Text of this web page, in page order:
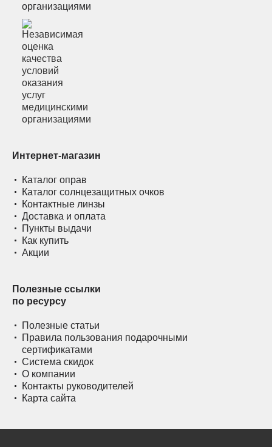
организациями
Интернет-магазин
Каталог оправ
Каталог солнцезащитных очков
Контактные линзы
Доставка и оплата
Пункты выдачи
Как купить
Акции
Полезные ссылки
по ресурсу
Полезные статьи
Правила пользования подарочными
сертификатами
Система скидок
О компании
Контакты руководителей
Карта сайта